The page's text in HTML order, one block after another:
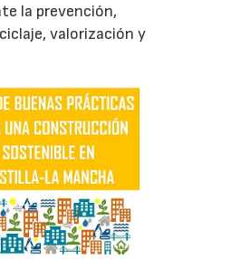
la prevención,
valorización y